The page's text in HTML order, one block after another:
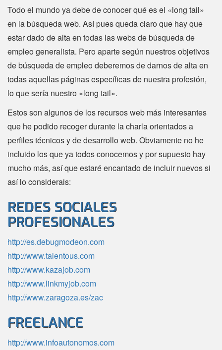
Todo el mundo ya debe de conocer qué es el «long tail»
en la búsqueda web. Así pues queda claro que hay que
estar dado de alta en todas las webs de búsqueda de
empleo generalista. Pero aparte según nuestros objetivos
de búsqueda de empleo deberemos de darnos de alta en
todas aquellas páginas específicas de nuestra profesión,
lo que sería nuestro «long tail».
Estos son algunos de los recursos web más interesantes
que he podido recoger durante la charla orientados a
perfiles técnicos y de desarrollo web. Obviamente no he
incluido los que ya todos conocemos y por supuesto hay
mucho más, así que estaré encantado de incluir nuevos si
así lo considerais:
REDES SOCIALES
PROFESIONALES
http://es.debugmodeon.com
http://www.talentous.com
http://www.kazajob.com
http://www.linkmyjob.com
http://www.zaragoza.es/zac
FREELANCE
http://www.infoautonomos.com